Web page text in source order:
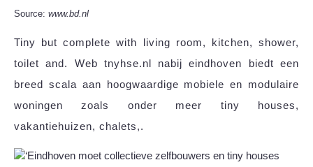
Source: www.bd.nl
Tiny but complete with living room, kitchen, shower,
toilet and. Web tnyhse.nl nabij eindhoven biedt een
breed scala aan hoogwaardige mobiele en modulaire
woningen zoals onder meer tiny houses,
vakantiehuizen, chalets,.